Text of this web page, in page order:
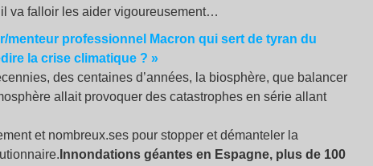
va falloir les aider vigoureusement…
menteur professionnel Macron qui sert de tyran du
la crise climatique ? »
des centaines d’années, la biosphère, que balancer
allait provoquer des catastrophes en série allant
et nombreux.ses pour stopper et démanteler la
Innondations géantes en Espagne, plus de 100